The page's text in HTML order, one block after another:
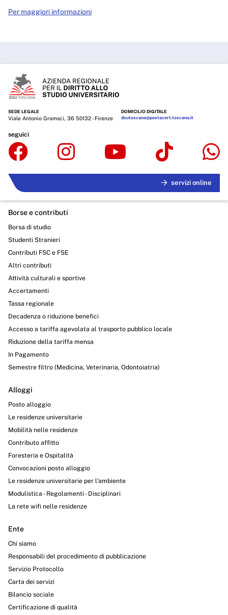
Per maggiori informazioni
SEDE LEGALE
Viale Antonio Gramsci, 36 50132 - Firenze
DOMICILIO DIGITALE
dsutoscana@postacert.toscana.it
seguici
servizi online
Borse e contributi
Borsa di studio
Studenti Stranieri
Contributi FSC e FSE
Altri contributi
Attività culturali e sportive
Accertamenti
Tassa regionale
Decadenza o riduzione benefici
Accesso a tariffa agevolata al trasporto pubblico locale
Riduzione della tariffa mensa
In Pagamento
Semestre filtro (Medicina, Veterinaria, Odontoiatria)
Alloggi
Posto alloggio
Le residenze universitarie
Mobilità nelle residenze
Contributo affitto
Foresteria e Ospitalità
Convocazioni posto alloggio
Le residenze universitarie per l’ambiente
Modulistica - Regolamenti - Disciplinari
La rete wifi nelle residenze
Ente
Chi siamo
Responsabili del procedimento di pubblicazione
Servizio Protocollo
Carta dei servizi
Bilancio sociale
Certificazione di qualità